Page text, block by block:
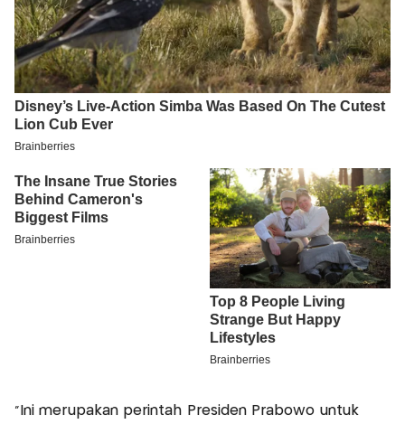
"Ini merupakan perintah Presiden Prabowo untuk